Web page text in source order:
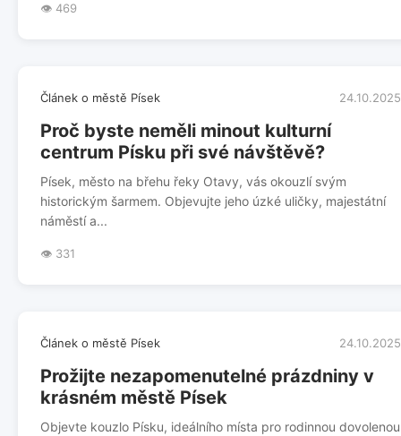
👁️ 469
Článek o městě Písek 24.10.2025
Proč byste neměli minout kulturní
centrum Písku při své návštěvě?
Písek, město na břehu řeky Otavy, vás okouzlí svým
historickým šarmem. Objevujte jeho úzké uličky, majestátní
náměstí a...
👁️ 331
Článek o městě Písek 24.10.2025
Prožijte nezapomenutelné prázdniny v
krásném městě Písek
Objevte kouzlo Písku, ideálního místa pro rodinnou dovolenou